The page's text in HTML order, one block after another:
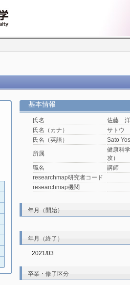
基本情報
氏名
佐藤
氏名（カナ）
サトウ
氏名（英語）
Sato
所属
健康科
攻）
職名
講師
researchmap研究者コード
researchmap機関
年月（開始）
年月（終了）
2021/03
卒業・修了区分